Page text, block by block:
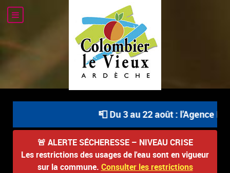
📮 Du 3 au 22 août : l'Agence
🚨 ALERTE SÉCHERESSE – NIVEAU CRISE
Les restrictions des usages de l'eau sont en vigueur
sur la commune. Consulter les restrictions